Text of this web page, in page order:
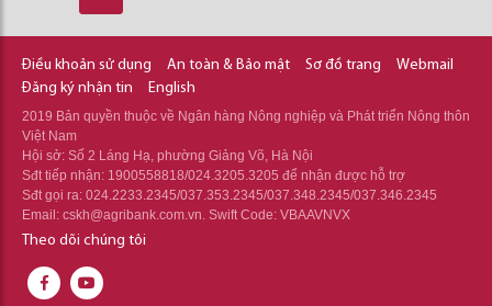
Điều khoản sử dụng An toàn & Bảo mật Sơ đồ trang
Webmail
Đăng ký nhận tin
English
2019 Bản quyền thuộc về Ngân hàng Nông nghiệp và Phát triển Nông thôn
Việt Nam
Hội sở: Số 2 Láng Hạ, phường Giảng Võ, Hà Nội
Sđt tiếp nhận: 1900558818/024.3205.3205 để nhận được hỗ trợ
Sđt gọi ra: 024.2233.2345/037.353.2345/037.348.2345/037.346.2345
Email: cskh@agribank.com.vn. Swift Code: VBAAVNVX
Theo dõi chúng tôi